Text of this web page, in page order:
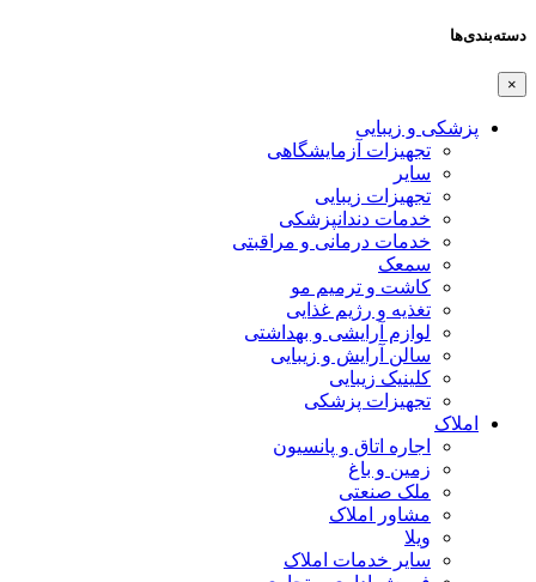
دسته‌بندی‌ها
×
پزشکی و زیبایی
تجهیزات آزمایشگاهی
سایر
تجهیزات زیبایی
خدمات دندانپزشکی
خدمات درمانی و مراقبتی
سمعک
کاشت و ترمیم مو
تغذیه و رژیم غذایی
لوازم آرایشی و بهداشتی
سالن آرایش و زیبایی
کلینیک زیبایی
تجهیزات پزشکی
املاک
اجاره اتاق و پانسیون
زمین و باغ
ملک صنعتی
مشاور املاک
ویلا
سایر خدمات املاک